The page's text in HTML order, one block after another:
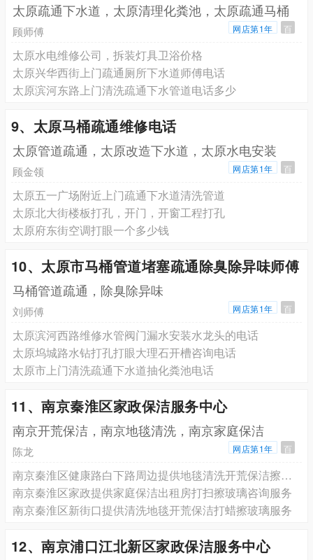
太原疏通下水道，太原清理化粪池，太原疏通马桶
顾师傅 网店第1年 百
太原水电维修公司，拆装灯具卫浴价格
太原兴华西街上门疏通厕所下水道师傅电话
太原滨河东路上门清洗疏通下水管道电话多少
9、太原马桶疏通维修电话
太原管道疏通，太原改造下水道，太原水电安装
顾金领 网店第1年 百
太原五一广场附近上门疏通下水道清洗管道
太原北大街楼板打孔，开门，开窗工程打孔
太原府东街空调打眼一个多少钱
10、太原市马桶管道堵塞疏通除臭除异味师傅
马桶管道疏通，除臭除异味
刘师傅 网店第1年 百
太原滨河西路维修水管阀门漏水安装水龙头的电话
太原坞城路水钻打孔打眼大理石开槽咨询电话
太原市上门清洗疏通下水道抽化粪池电话
11、南京秦淮区家政保洁服务中心
南京开荒保洁，南京地毯清洗，南京家庭保洁
陈龙 网店第1年 百
南京秦淮区健康路白下路周边提供地毯清洗开荒保洁擦玻璃
南京秦淮区家政提供家庭保洁出租房打扫擦玻璃咨询服务
南京秦淮区新街口提供清洗地毯开荒保洁打蜡擦玻璃服务
12、南京浦口江北新区家政保洁服务中心